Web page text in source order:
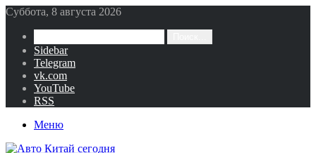
Суббота, 8 августа 2026
Sidebar
Telegram
vk.com
YouTube
RSS
Меню